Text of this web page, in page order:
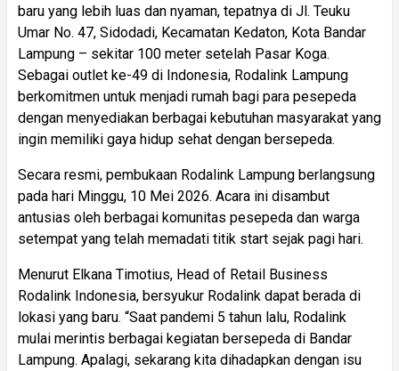
baru yang lebih luas dan nyaman, tepatnya di Jl. Teuku
Umar No. 47, Sidodadi, Kecamatan Kedaton, Kota Bandar
Lampung – sekitar 100 meter setelah Pasar Koga.
Sebagai outlet ke-49 di Indonesia, Rodalink Lampung
berkomitmen untuk menjadi rumah bagi para pesepeda
dengan menyediakan berbagai kebutuhan masyarakat yang
ingin memiliki gaya hidup sehat dengan bersepeda.
Secara resmi, pembukaan Rodalink Lampung berlangsung
pada hari Minggu, 10 Mei 2026. Acara ini disambut
antusias oleh berbagai komunitas pesepeda dan warga
setempat yang telah memadati titik start sejak pagi hari.
Menurut Elkana Timotius, Head of Retail Business
Rodalink Indonesia, bersyukur Rodalink dapat berada di
lokasi yang baru. “Saat pandemi 5 tahun lalu, Rodalink
mulai merintis berbagai kegiatan bersepeda di Bandar
Lampung. Apalagi, sekarang kita dihadapkan dengan isu